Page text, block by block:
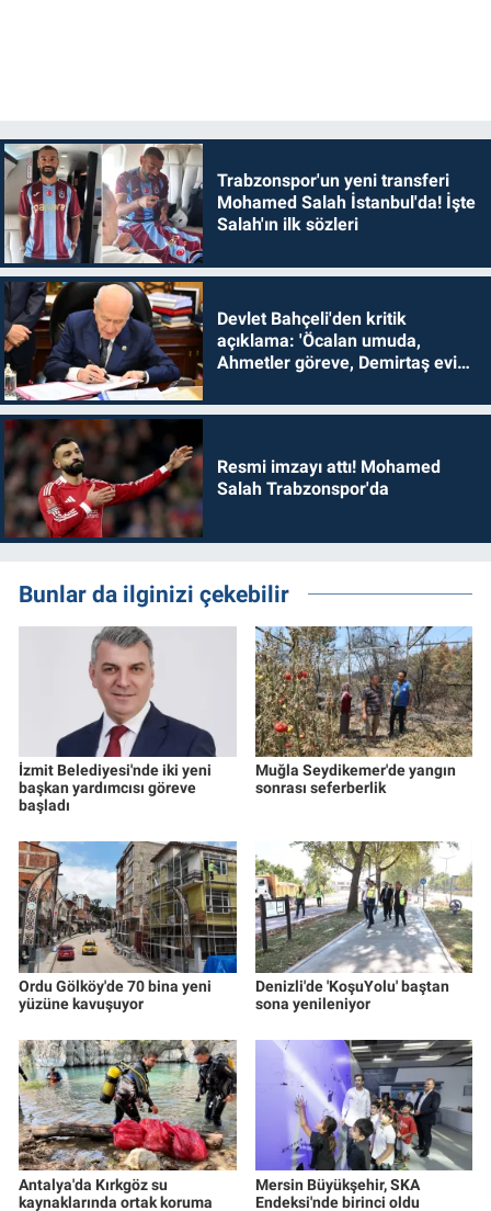
Trabzonspor'un yeni transferi
Mohamed Salah İstanbul'da! İşte
Salah'ın ilk sözleri
Devlet Bahçeli'den kritik
açıklama: 'Öcalan umuda,
Ahmetler göreve, Demirtaş evine
Resmi imzayı attı! Mohamed
Salah Trabzonspor'da
Bunlar da ilginizi çekebilir
İzmit Belediyesi'nde iki yeni
başkan yardımcısı göreve
başladı
Muğla Seydikemer'de yangın
sonrası seferberlik
Ordu Gölköy'de 70 bina yeni
yüzüne kavuşuyor
Denizli'de 'KoşuYolu' baştan
sona yenileniyor
Antalya'da Kırkgöz su
kaynaklarında ortak koruma
Mersin Büyükşehir, SKA
Endeksi'nde birinci oldu